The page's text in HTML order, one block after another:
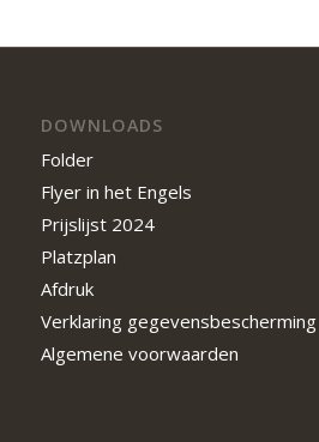
DOWNLOADS
Folder
Flyer in het Engels
Prijslijst 2024
Platzplan
Afdruk
Verklaring gegevensbescherming
Algemene voorwaarden